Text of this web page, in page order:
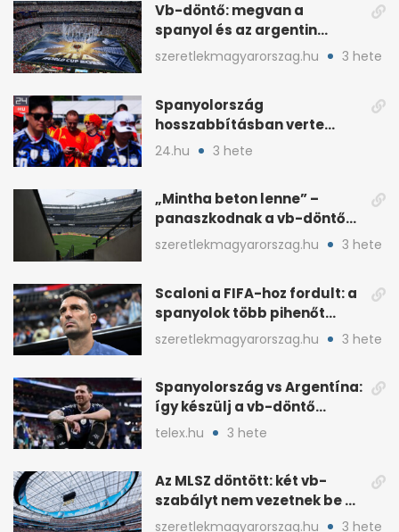
Vb-döntő: megvan a
spanyol és az argentin
kezdő, Montiel bekerült
szeretlekmagyarorszag.hu 3 hete
Spanyolország
hosszabbításban verte
Argentínát: Ferran Torres
24.hu 3 hete
„Mintha beton lenne” –
panaszkodnak a vb-döntő
MetLife-pályájára
szeretlekmagyarorszag.hu 3 hete
Scaloni a FIFA-hoz fordult: a
spanyolok több pihenőt
kaptak a vb-döntőre
szeretlekmagyarorszag.hu 3 hete
Spanyolország vs Argentína:
így készülj a vb-döntő
taktikai csatájára
telex.hu 3 hete
Az MLSZ döntött: két vb-
szabályt nem vezetnek be az
NB I-ben
szeretlekmagyarorszag.hu 3 hete